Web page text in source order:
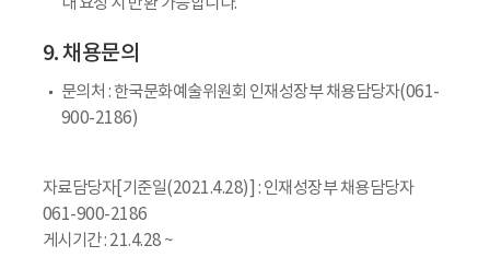
내 요청 시 반환 가능합니다.
9. 채용문의
문의처 : 한국문화예술위원회 인재성장부 채용담당자(061-
900-2186)
자료담당자[기준일(2021.4.28)] : 인재성장부 채용담당자
061-900-2186
게시기간 : 21.4.28 ~